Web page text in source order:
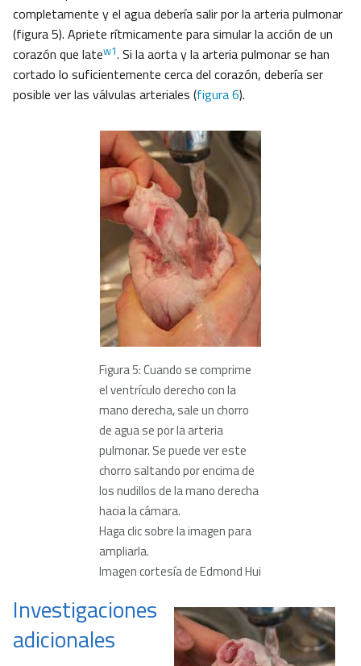
completamente y el agua debería salir por la arteria pulmonar
(figura 5). Apriete rítmicamente para simular la acción de un
corazón que latew1. Si la aorta y la arteria pulmonar se han
cortado lo suficientemente cerca del corazón, debería ser
posible ver las válvulas arteriales (figura 6).
Figura 5: Cuando se comprime
el ventrículo derecho con la
mano derecha, sale un chorro
de agua se por la arteria
pulmonar. Se puede ver este
chorro saltando por encima de
los nudillos de la mano derecha
hacia la cámara.
Haga clic sobre la imagen para
ampliarla.
Imagen cortesía de Edmond Hui
Investigaciones
adicionales